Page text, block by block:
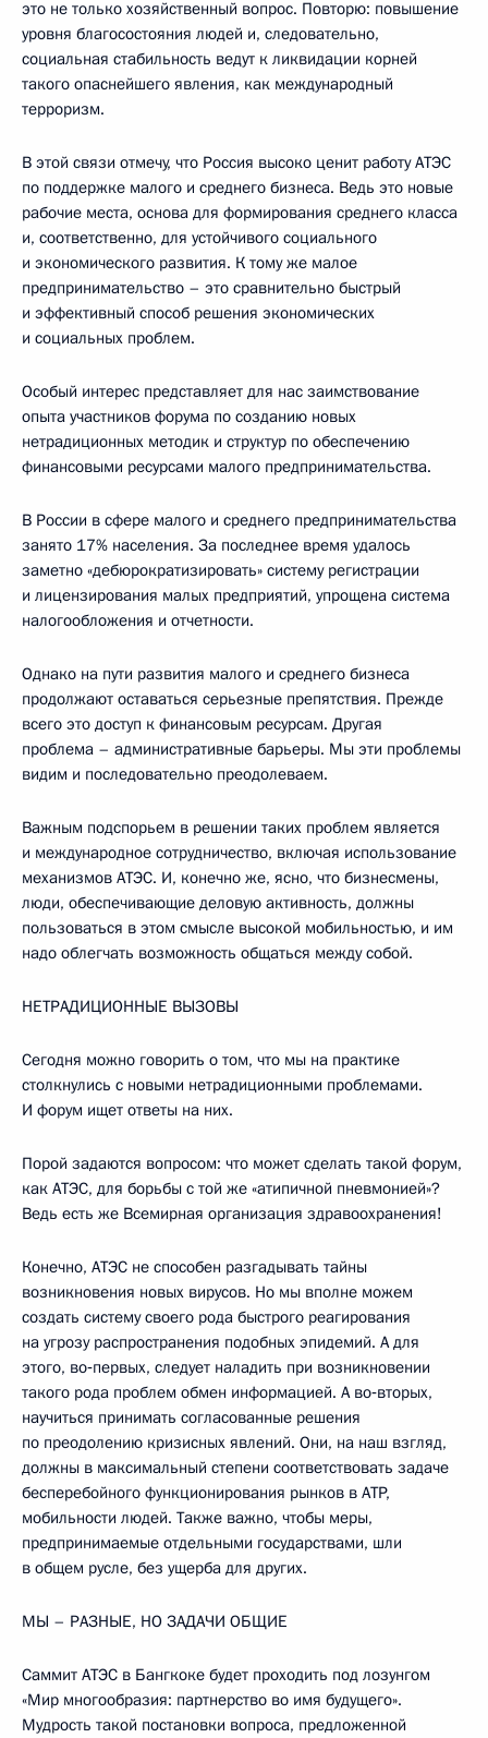
это не только хозяйственный вопрос. Повторю: повышение
уровня благосостояния людей и, следовательно,
социальная стабильность ведут к ликвидации корней
такого опаснейшего явления, как международный
терроризм.
В этой связи отмечу, что Россия высоко ценит работу АТЭС
по поддержке малого и среднего бизнеса. Ведь это новые
рабочие места, основа для формирования среднего класса
и, соответственно, для устойчивого социального
и экономического развития. К тому же малое
предпринимательство – это сравнительно быстрый
и эффективный способ решения экономических
и социальных проблем.
Особый интерес представляет для нас заимствование
опыта участников форума по созданию новых
нетрадиционных методик и структур по обеспечению
финансовыми ресурсами малого предпринимательства.
В России в сфере малого и среднего предпринимательства
занято 17% населения. За последнее время удалось
заметно «дебюрократизировать» систему регистрации
и лицензирования малых предприятий, упрощена система
налогообложения и отчетности.
Однако на пути развития малого и среднего бизнеса
продолжают оставаться серьезные препятствия. Прежде
всего это доступ к финансовым ресурсам. Другая
проблема – административные барьеры. Мы эти проблемы
видим и последовательно преодолеваем.
Важным подспорьем в решении таких проблем является
и международное сотрудничество, включая использование
механизмов АТЭС. И, конечно же, ясно, что бизнесмены,
люди, обеспечивающие деловую активность, должны
пользоваться в этом смысле высокой мобильностью, и им
надо облегчать возможность общаться между собой.
НЕТРАДИЦИОННЫЕ ВЫЗОВЫ
Сегодня можно говорить о том, что мы на практике
столкнулись с новыми нетрадиционными проблемами.
И форум ищет ответы на них.
Порой задаются вопросом: что может сделать такой форум,
как АТЭС, для борьбы с той же «атипичной пневмонией»?
Ведь есть же Всемирная организация здравоохранения!
Конечно, АТЭС не способен разгадывать тайны
возникновения новых вирусов. Но мы вполне можем
создать систему своего рода быстрого реагирования
на угрозу распространения подобных эпидемий. А для
этого, во‑первых, следует наладить при возникновении
такого рода проблем обмен информацией. А во‑вторых,
научиться принимать согласованные решения
по преодолению кризисных явлений. Они, на наш взгляд,
должны в максимальный степени соответствовать задаче
бесперебойного функционирования рынков в АТР,
мобильности людей. Также важно, чтобы меры,
предпринимаемые отдельными государствами, шли
в общем русле, без ущерба для других.
МЫ – РАЗНЫЕ, НО ЗАДАЧИ ОБЩИЕ
Саммит АТЭС в Бангкоке будет проходить под лозунгом
«Мир многообразия: партнерство во имя будущего».
Мудрость такой постановки вопроса, предложенной